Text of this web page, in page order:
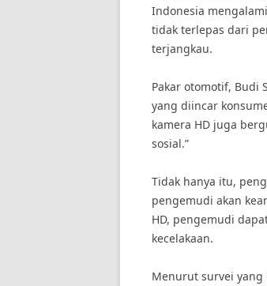
Indonesia
tidak terlepas dari
terjangkau.
Pakar otomotif, Budi
yang diincar
kamera HD juga
sosial.”
Tidak hanya itu,
pengemudi akan
HD, pengemudi
kecelakaan.
Menurut survei yang